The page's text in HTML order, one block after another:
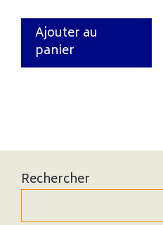
Ajouter au
panier
Rechercher